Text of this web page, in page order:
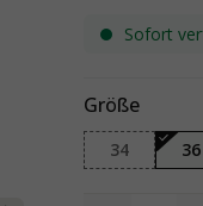
Sofort
Größe
34 36